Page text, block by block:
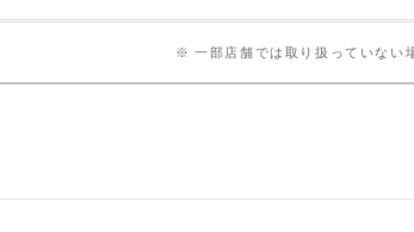
※ 一部店舗では取り扱っていない